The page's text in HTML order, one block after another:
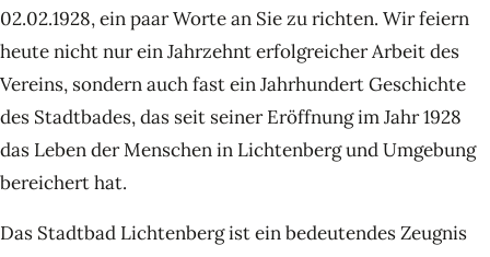
02.02.1928, ein paar Worte an Sie zu richten. Wir feiern
heute nicht nur ein Jahrzehnt erfolgreicher Arbeit des
Vereins, sondern auch fast ein Jahrhundert Geschichte
des Stadtbades, das seit seiner Eröffnung im Jahr 1928
das Leben der Menschen in Lichtenberg und Umgebung
bereichert hat.
Das Stadtbad Lichtenberg ist ein bedeutendes Zeugnis